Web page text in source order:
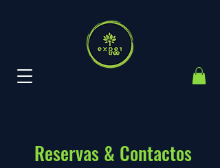
Reservas & Contactos